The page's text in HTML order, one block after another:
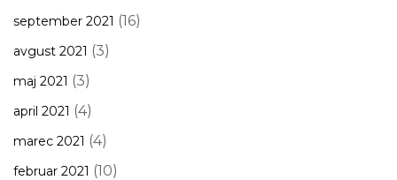
september 2021 (16)
avgust 2021 (3)
maj 2021 (3)
april 2021 (4)
marec 2021 (4)
februar 2021 (10)